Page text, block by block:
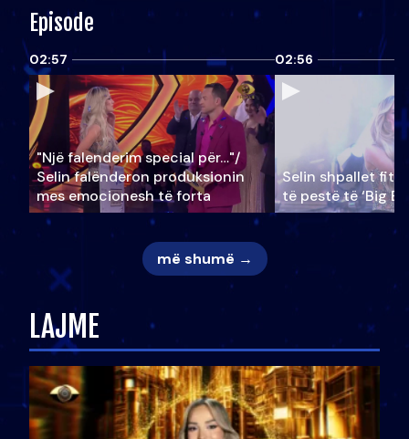
Episode
02:57
"Një falenderim special për…"/
Selin falënderon produksionin
mes emocionesh të forta
02:56
Selin shpallet
të pestë të ‘Big
më shumë →
LAJME